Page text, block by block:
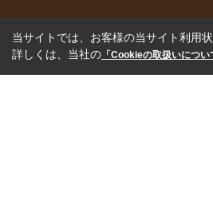
当サイトでは、お客様の当サイト利用
詳しくは、当社の 「Cookieの取扱いについ